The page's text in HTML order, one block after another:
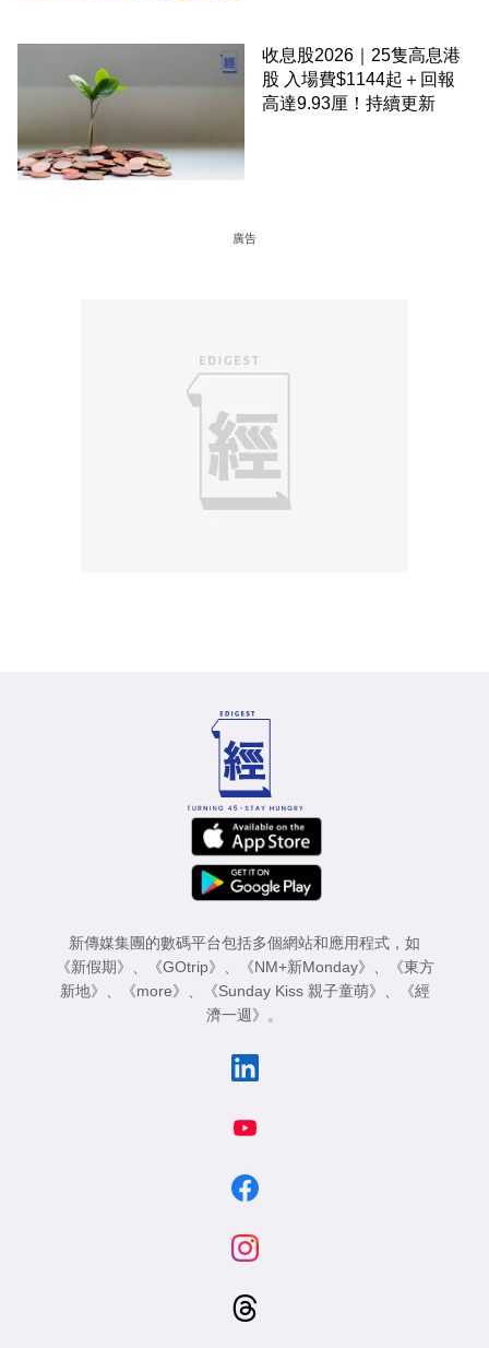
收息股2026｜25隻高息港
股 入場費$1144起＋回報
高達9.93厘！持續更新
廣告
新傳媒集團的數碼平台包括多個網站和應用程式，如
《新假期》
《GOtrip》 《NM+新Monday》
《東方
新地》
《more》 《Sunday Kiss 親子童萌》
《經
濟一週》
。